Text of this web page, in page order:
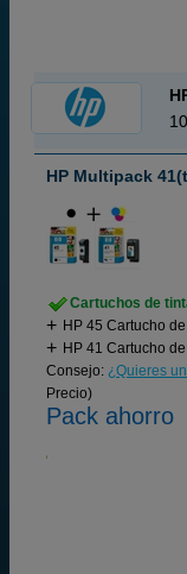
HP Multipack
Cartuchos de
HP 45 Cartucho
HP 41 Cartucho
Consejo: ¿Quieres
Precio)
Pack ahorro